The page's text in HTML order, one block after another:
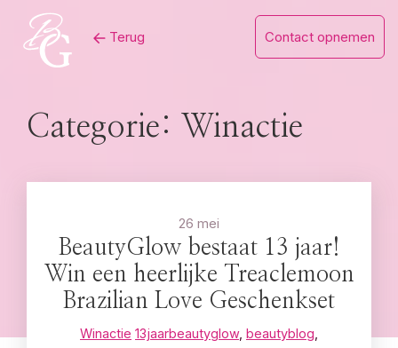
content
Terug Contact opnemen
Categorie: Winactie
26 mei
BeautyGlow bestaat 13 jaar!
Win een heerlijke Treaclemoon
Brazilian Love Geschenkset
Winactie 13jaarbeautyglow, beautyblog